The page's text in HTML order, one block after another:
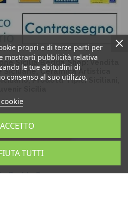
propri e di terze parti per
mostrarti pubblicità relativa
le tue abitudini di
consenso al suo utilizzo,
TUTTI
ACCETTO
Sicilia Bedda Shop: Vendita
Ceramica Artistica
Prodotti Tipici Siciliani,
Sicilia
Bedda Snc